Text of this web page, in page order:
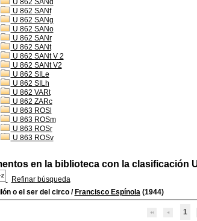
U 862 SANd
U 862 SANf
U 862 SANg
U 862 SANo
U 862 SANr
U 862 SANt
U 862 SANt V 2
U 862 SANt V2
U 862 SILe
U 862 SILh
U 862 VARt
U 862 ZARc
U 863 ROSl
U 863 ROSm
U 863 ROSr
U 863 ROSv
en la biblioteca con la clasificación
Refinar búsqueda
o el ser del circo/ Francisco Espínola(1944)
1